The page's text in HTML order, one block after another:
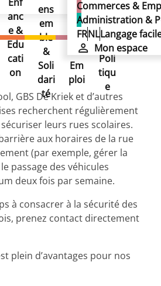
Commerces &
Administration &
FRNLLangage
Mon espace
anc
e &
Edu
cati
on
ens
em
ble
&
Soli
dari
té
mm
erc
es
&
Em
ploi
istr
atio
n &
Poli
tiqu
e
GBS De Kriek et d’autres
recherchent régulièrement
leurs rues scolaires.
aux horaires de la rue
(par exemple, gérer la
passage des véhicules
deux fois par semaine.
à consacrer à la sécurité des
prenez contact directement
plein d’avantages pour nos